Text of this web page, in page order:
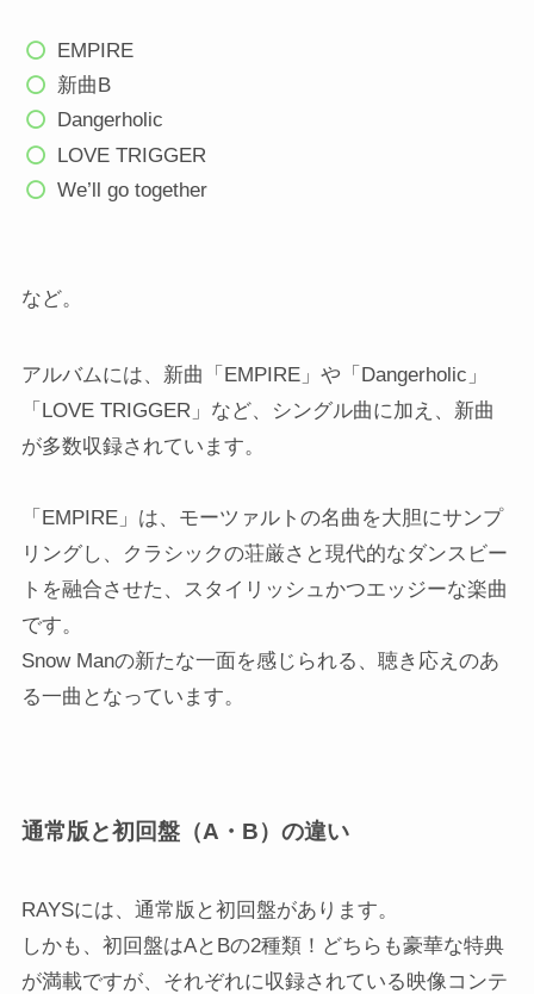
EMPIRE
新曲B
Dangerholic
LOVE TRIGGER
We’ll go together
など。
アルバムには、新曲「EMPIRE」や「Dangerholic」
「LOVE TRIGGER」など、シングル曲に加え、新曲
が多数収録されています。
「EMPIRE」は、モーツァルトの名曲を大胆にサンプ
リングし、クラシックの荘厳さと現代的なダンスビー
トを融合させた、スタイリッシュかつエッジーな楽曲
です。
Snow Manの新たな一面を感じられる、聴き応えのあ
る一曲となっています。
通常版と初回盤（A・B）の違い
RAYSには、通常版と初回盤があります。
しかも、初回盤はAとBの2種類！どちらも豪華な特典
が満載ですが、それぞれに収録されている映像コンテ